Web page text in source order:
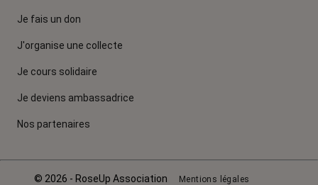
Je fais un don
J'organise une collecte
Je cours solidaire
Je deviens ambassadrice
Nos partenaires
© 2026 - RoseUp Association Mentions légales